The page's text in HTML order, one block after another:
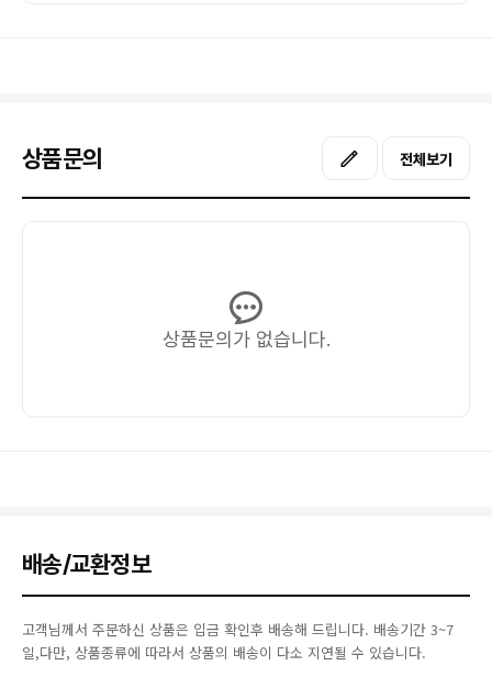
상품문의 전체보기
상품문의가 없습니다.
배송/교환정보
고객님께서 주문하신 상품은 입금 확인후 배송해 드립니다. 배송기간 3~7
일,다만, 상품종류에 따라서 상품의 배송이 다소 지연될 수 있습니다.